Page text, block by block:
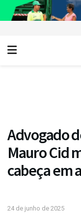
Advogado
Mauro Cid
cabeça em
24 de junho de 2025